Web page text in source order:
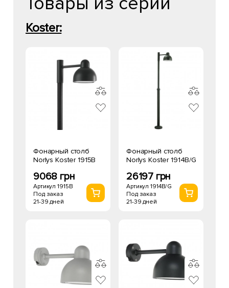
Koster:
Фонарный столб
Norlys Koster 1915B
9068 грн
Артикул 1915B
Под заказ
21-39 дней
Фонарный столб
Norlys Koster 1914B/G
26197 грн
Артикул 1914B/G
Под заказ
21-39 дней